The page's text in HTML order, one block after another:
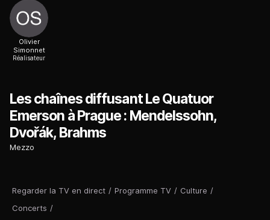
Regarder la TV en direct / Programme TV / Culture /
Concerts /
Olivier
Simonnet
Réalisateur
Les chaînes diffusant Le Quatuor
Emerson à Prague : Mendelssohn,
Dvořák, Brahms
Mezzo